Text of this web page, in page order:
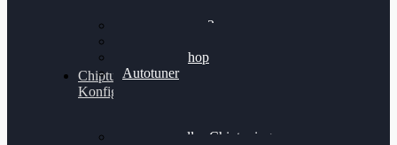
Alientech Kess3
Alientech Shop
Autotuner
Chiptuning
Konfigurator
Professionelles Chiptuning